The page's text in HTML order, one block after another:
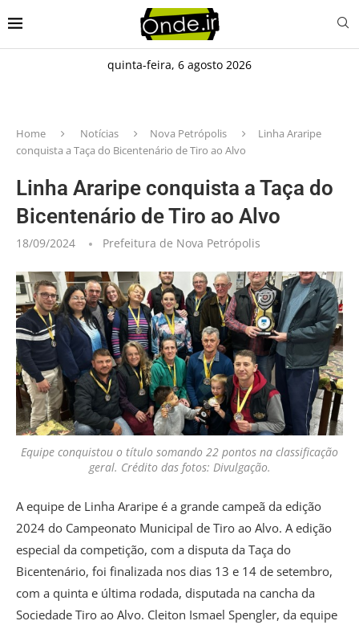
quinta-feira, 6 agosto 2026
Home Notícias Nova Petrópolis
Linha Araripe
conquista a Taça do Bicentenário de Tiro ao Alvo
Linha Araripe conquista a Taça do
Bicentenário de Tiro ao Alvo
18/09/2024 Prefeitura de Nova Petrópolis
Equipe conquistou o título somando 22 pontos na classificação
geral. Crédito das fotos: Divulgação.
A equipe de Linha Araripe é a grande campeã da edição
2024 do Campeonato Municipal de Tiro ao Alvo. A edição
especial da competição, com a disputa da Taça do
Bicentenário, foi finalizada nos dias 13 e 14 de setembro,
com a quinta e última rodada, disputada na cancha da
Sociedade Tiro ao Alvo. Cleiton Ismael Spengler, da equipe